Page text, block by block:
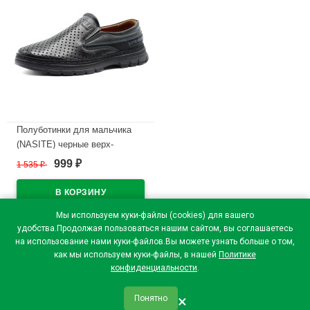
Мы используем куки-файлы (cookies) для вашего
удобства.Продолжая пользоваться нашим сайтом, вы соглашаетесь
на использование нами куки-файлов.Вы можете узнать больше о том,
как мы используем куки-файлы, в нашей Политике
конфиденциальности.
Понятно ×
Полуботинки для мальчика
(NASITE) черные верх-
искусственная кожа
кожа размерный ряд 31-36
В наличии
1 535₽ 999 ₽